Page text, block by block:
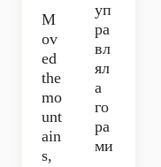
M
ov
ed
the
mo
unt
ain
s,
уп
ра
вл
ял
а
го
ра
ми